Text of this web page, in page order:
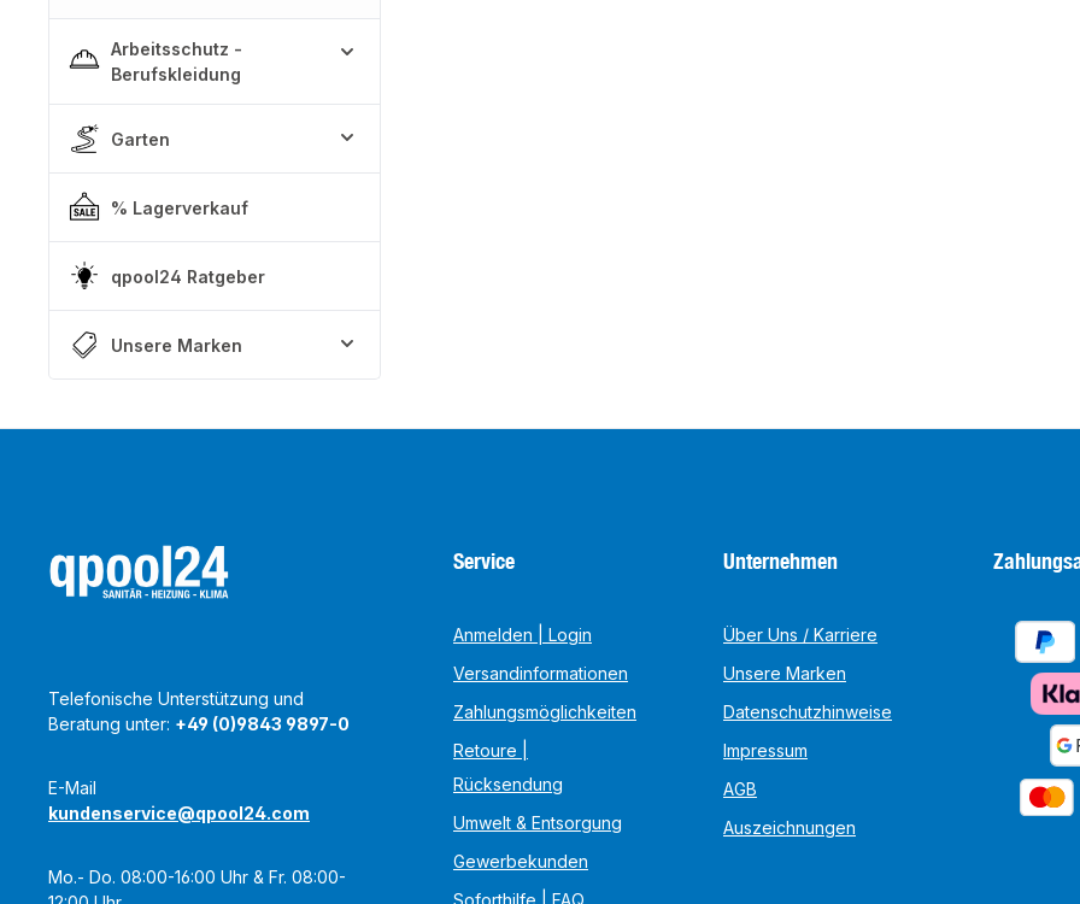
Arbeitsschutz -
Berufskleidung
Garten
% Lagerverkauf
qpool24 Ratgeber
Unsere Marken
Telefonische Unterstützung und
Beratung unter: +49 (0)9843 9897-0
E-Mail
kundenservice@qpool24.com
Mo.- Do. 08:00-16:00 Uhr & Fr. 08:00-
Service
Anmelden | Login
Versandinformationen
Zahlungsmöglichkeiten
Retoure |
Rücksendung
Umwelt & Entsorgung
Gewerbekunden
Soforthilfe | FAQ
Unternehmen
Über Uns / Karriere
Unsere Marken
Datenschutzhinweise
Impressum
AGB
Auszeichnungen